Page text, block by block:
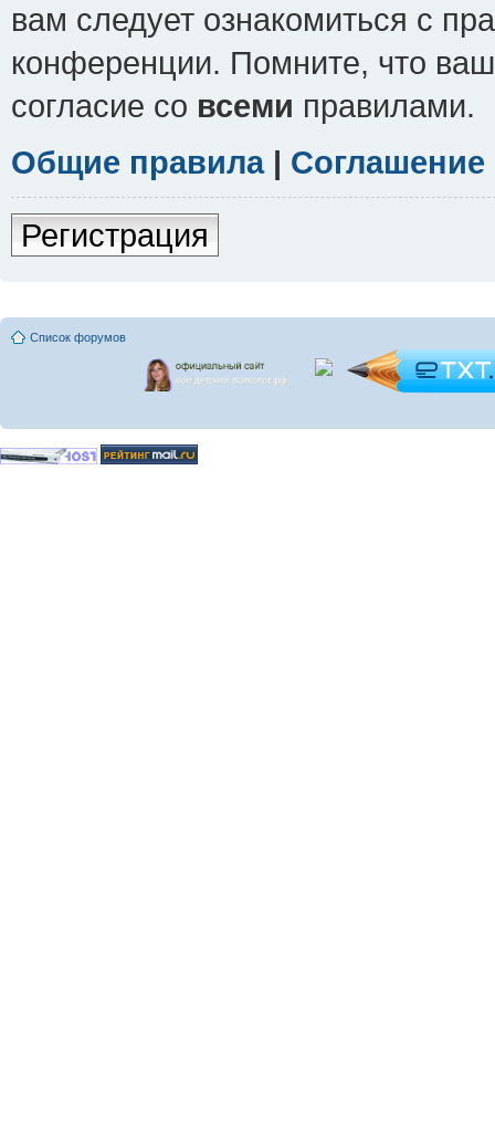
вам следует ознакомиться с
конференции. Помните, что
согласие со всеми правилами.
Общие правила|
Регистрация
Список форумов